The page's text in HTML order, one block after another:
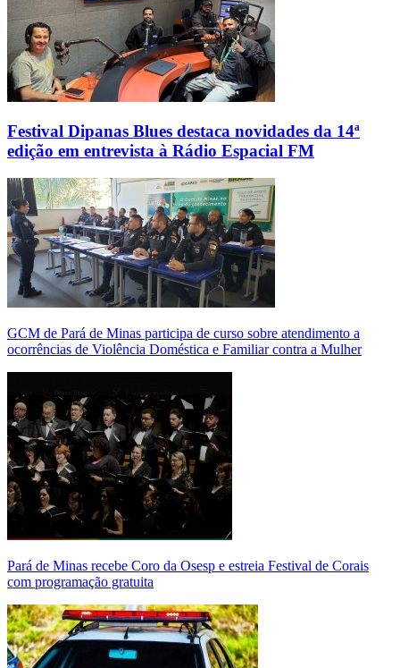
Festival Dipanas Blues destaca novidades da 14ª
edição em entrevista à Rádio Espacial FM
GCM de Pará de Minas participa de curso sobre atendimento a
ocorrências de Violência Doméstica e Familiar contra a Mulher
Pará de Minas recebe Coro da Osesp e estreia Festival de Corais
com programação gratuita